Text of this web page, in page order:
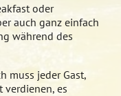
oder
auch ganz einfach
während des
muss jeder Gast,
verdienen, es